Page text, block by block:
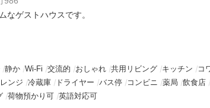
なゲストハウスです。
静か Wi-Fi 交流的 おしゃれ 共用リビング キッチン
コ
ンジ 冷蔵庫 ドライヤー バス停 コンビニ 薬局 飲食店
荷物預かり可 英語対応可